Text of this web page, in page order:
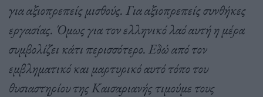
για αξιοπρεπείς μισθούς. Για αξιοπρεπείς συνθήκες
εργασίας. Όμως για τον ελληνικό λαό αυτή η μέρα
συμβολίζει κάτι περισσότερο. Εδώ από τον
εμβληματικό και μαρτυρικό αυτό τόπο του
θυσιαστηρίου της Καισαριανής τιμούμε τους